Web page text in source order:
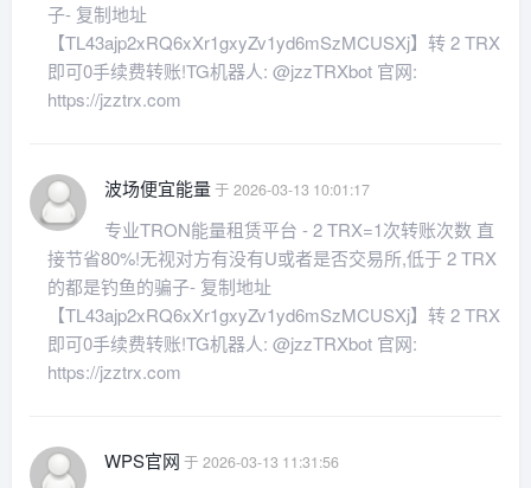
子- 复制地址
【TL43ajp2xRQ6xXr1gxyZv1yd6mSzMCUSXj】转 2 TRX
即可0手续费转账!TG机器人: @jzzTRXbot 官网:
https://jzztrx.com
波场便宜能量于 2026-03-13 10:01:17
专业TRON能量租赁平台 - 2 TRX=1次转账次数 直
接节省80%!无视对方有没有U或者是否交易所,低于 2 TRX
的都是钓鱼的骗子- 复制地址
【TL43ajp2xRQ6xXr1gxyZv1yd6mSzMCUSXj】转 2 TRX
即可0手续费转账!TG机器人: @jzzTRXbot 官网:
https://jzztrx.com
WPS官网 于 2026-03-13 11:31:56